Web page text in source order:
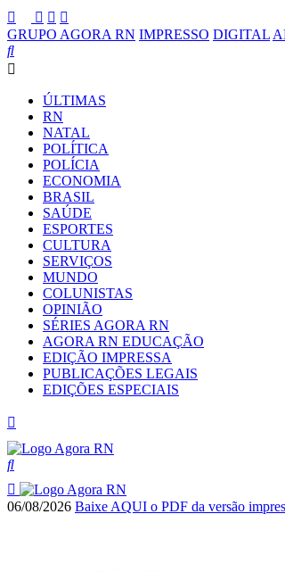
GRUPO AGORA RN IMPRESSO DIGITAL
ÚLTIMAS
RN
NATAL
POLÍTICA
POLÍCIA
ECONOMIA
BRASIL
SAÚDE
ESPORTES
CULTURA
SERVIÇOS
MUNDO
COLUNISTAS
OPINIÃO
SÉRIES AGORA RN
AGORA RN EDUCAÇÃO
EDIÇÃO IMPRESSA
PUBLICAÇÕES LEGAIS
EDIÇÕES ESPECIAIS
06/08/2026 Baixe AQUI o PDF da versão